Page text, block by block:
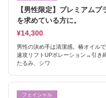
【男性限定】プレミアム
を求めている方に。
¥14,300
男性の決め手は清潔感。椿オイル
速攻リフトUPポレーション→引き
たるみ、シワ
フェイシャル